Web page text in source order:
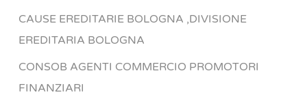
CAUSE EREDITARIE BOLOGNA ,DIVISIONE
EREDITARIA BOLOGNA
CONSOB AGENTI COMMERCIO PROMOTORI
FINANZIARI